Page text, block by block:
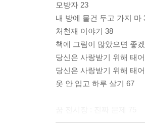
모방자 23
내 방에 물건 두고 가지 마
처천재 이야기 38
책에 그림이 많았으면 좋
당신은 사랑받기 위해 태
당신은 사랑받기 위해 태
옷 안 입고 하루 살기 67